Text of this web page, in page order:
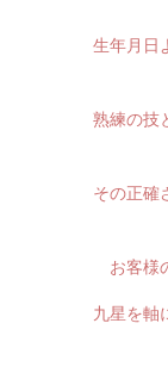
生年月日
熟練の技
その正確
お客様
九星を軸